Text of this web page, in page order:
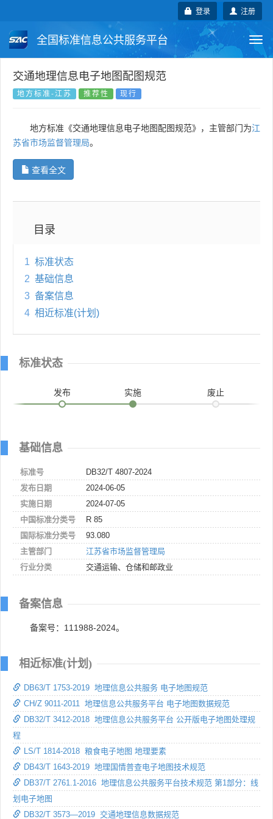
注册
登录
全国标准信息公共服务平台
国家标准 行业标准
国外标准 技术委员会
交通地理信息电子地图配图规范
地方标准-江苏 推荐性 现行
地方标准《交通地理信息电子地图配图规范》，主管部门为江
苏省市场监督管理局。
查看全文
目录
1 标准状态
2 基础信息
3 备案信息
4 相近标准(计划)
标准状态
发布 实施 废止
基础信息
标准号
DB32/T 4807-2024
发布日期
2024-06-05
实施日期
2024-07-05
中国标准分类号
R 85
国际标准分类号
93.080
主管部门
江苏省市场监督管理局
行业分类
交通运输、仓储和邮政业
备案信息
备案号：111988-2024。
相近标准(计划)
DB63/T 1753-2019 地理信息公共服务 电子地图规范
CH/Z 9011-2011 地理信息公共服务平台 电子地图数据规范
DB32/T 3412-2018 地理信息公共服务平台 公开版电子地图处理规
程
LS/T 1814-2018 粮食电子地图 地理要素
DB43/T 1643-2019 地理国情普查电子地图技术规范
DB37/T 2761.1-2016 地理信息公共服务平台技术规范 第1部分：线
划电子地图
DB32/T 3573—2019 交通地理信息数据规范